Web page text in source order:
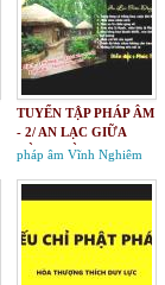
TUYỂN TẬP PHÁP ÂM
- 2/ AN LẠC GIỮA
DÒNG ĐỜI
pháp âm Vĩnh Nghiêm